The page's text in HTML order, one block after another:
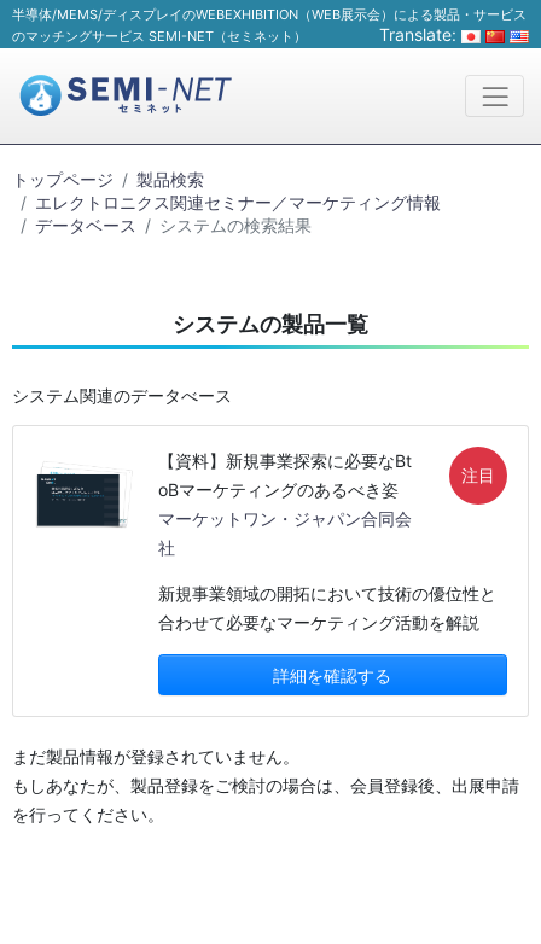
半導体/MEMS/ディスプレイのWEBEXHIBITION（WEB展示会）による製品・サービス
のマッチングサービス SEMI-NET（セミネット）
Translate:
トップページ
製品検索
エレクトロニクス関連セミナー／マーケティング情報
データベース
システムの検索結果
システムの製品一覧
システム関連のデータべース
【資料】新規事業探索に必要なBt
oBマーケティングのあるべき姿
マーケットワン・ジャパン合同会
社
注目
新規事業領域の開拓において技術の優位性と
合わせて必要なマーケティング活動を解説
詳細を確認する
まだ製品情報が登録されていません。
もしあなたが、製品登録をご検討の場合は、会員登録後、出展申請
を行ってください。